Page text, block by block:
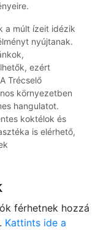
a múlt ízeit idézik
nyújtanak.
ezért
Trécselő
környezetben
hangulatot.
koktélok és
is elérhető,
férhetnek hozzá
Kattints ide a